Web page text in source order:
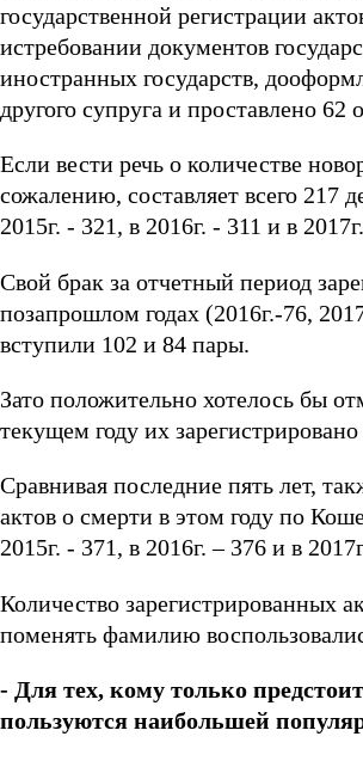
государственной регистрации
истребовании документов
иностранных государств,
другого супруга и проставлено 62
Если вести речь о количестве
сожалению, составляет всего 217
2015г. - 321, в 2016г. - 311 и в
Свой брак за отчетный период
позапрошлом годах (2016г.-76,
вступили 102 и 84 пары.
Зато положительно хотелось бы
текущем году их
Сравнивая последние пять лет,
актов о смерти в этом году по
2015г. - 371, в 2016г. – 376 и в
Количество зарегистрированных
поменять фамилию
- Для тех, кому только
пользуются наибольшей